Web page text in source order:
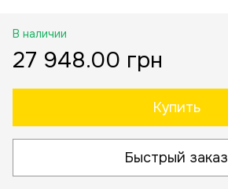
В наличии
27 948.00 грн
Купить
Быстрый заказ